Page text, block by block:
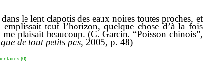
le lent clapotis des eaux noires toutes proches, et
tout l’horizon, quelque chose d’à la fois
plaisait beaucoup. (C. Garcin. “Poisson chinois”,
de tout petits pas, 2005, p. 48)
(0)